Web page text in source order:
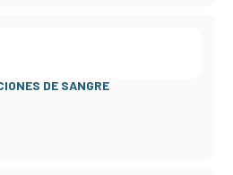
DE SANGRE